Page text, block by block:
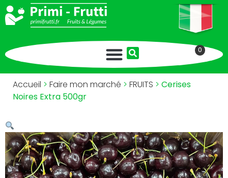
0
Accueil > Faire mon marché > FRUITS > Cerises
Noires Extra 500gr